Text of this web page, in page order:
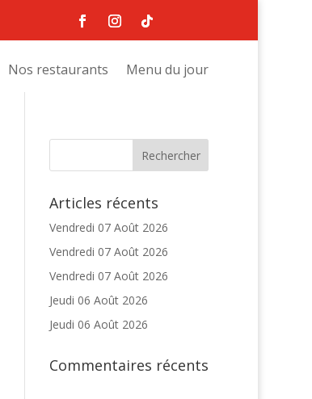
Nos restaurants Menu du jour
Articles récents
Vendredi 07 Août 2026
Vendredi 07 Août 2026
Vendredi 07 Août 2026
Jeudi 06 Août 2026
Jeudi 06 Août 2026
Commentaires récents